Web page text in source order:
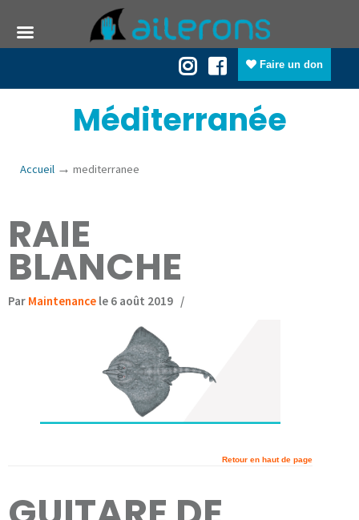
Faire un don
Méditerranée
Accueil → mediterranee
RAIE
BLANCHE
Par Maintenance le 6 août 2019 /
Retour en haut de page